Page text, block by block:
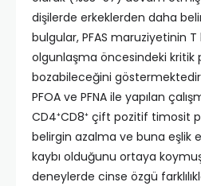
dişilerde erkeklerden daha
bulgular, PFAS maruziyetinin
olgunlaşma öncesindeki kritik
bozabileceğini
PFOA ve PFNA ile yapılan
CD4⁺CD8⁺ çift pozitif timosit
belirgin azalma ve buna eşlik
kaybı olduğunu ortaya
deneylerde cinse özgü